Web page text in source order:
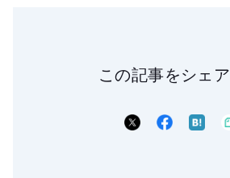
この記事をシェ